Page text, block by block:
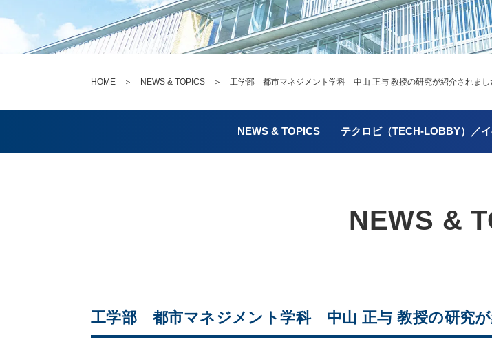
HOME ＞ NEWS & TOPICS ＞ 工学部 都市マネジメント学科 中山 正与 教授の研究が紹介されまし
NEWS & TOPICS テクロビ（TECH-LOBBY）／イ
NEWS &
工学部 都市マネジメント学科 中山 正与 教授の研究が